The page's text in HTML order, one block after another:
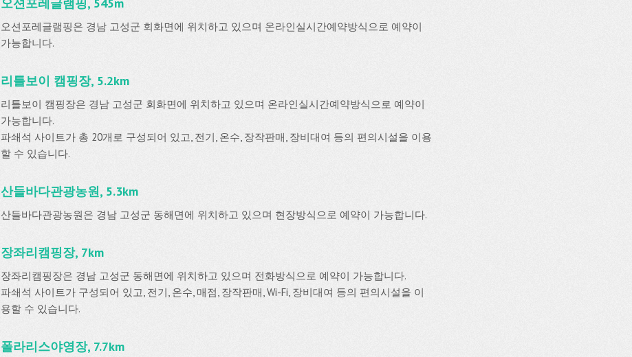
오션포레글램핑은 경남 고성군 회화면에 위치하고 있으며 온라인실시간예약방식으로 예약이
가능합니다.
리틀보이 캠핑장, 5.2km
리틀보이 캠핑장은 경남 고성군 회화면에 위치하고 있으며 온라인실시간예약방식으로 예약이
가능합니다.
파쇄석 사이트가 총 20개로 구성되어 있고, 전기, 온수, 장작판매, 장비대여 등의 편의시설을 이용
할 수 있습니다.
산들바다관광농원, 5.3km
산들바다관광농원은 경남 고성군 동해면에 위치하고 있으며 현장방식으로 예약이 가능합니다.
장좌리캠핑장, 7km
장좌리캠핑장은 경남 고성군 동해면에 위치하고 있으며 전화방식으로 예약이 가능합니다.
파쇄석 사이트가 구성되어 있고, 전기, 온수, 매점, 장작판매, Wi-Fi, 장비대여 등의 편의시설을 이
용할 수 있습니다.
폴라리스야영장, 7.7km